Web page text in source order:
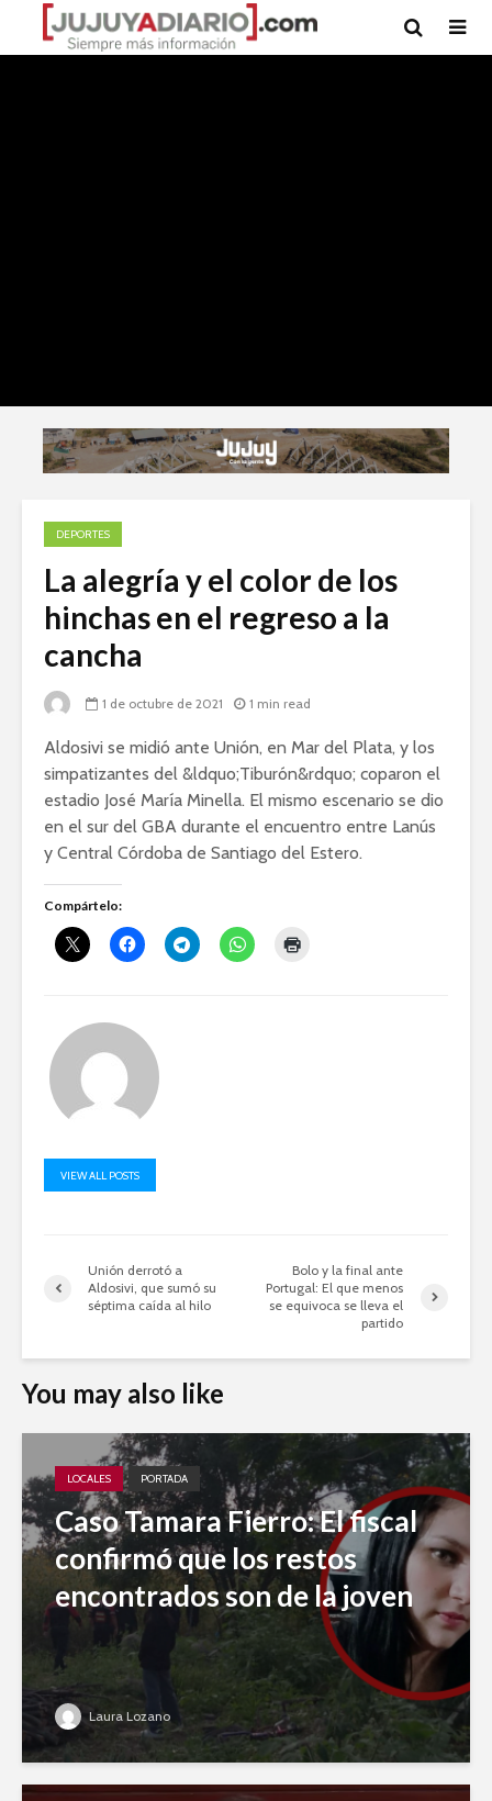
DEPORTES
La alegría y el color de los
hinchas en el regreso a la
cancha
1 de octubre de 2021 1 min read
Aldosivi se midió ante Unión, en Mar del Plata, y los
simpatizantes del &ldquo;Tiburón&rdquo; coparon el
estadio José María Minella. El mismo escenario se dio
en el sur del GBA durante el encuentro entre Lanús
y Central Córdoba de Santiago del Estero.
Compártelo:
VIEW ALL POSTS
Unión derrotó a
Aldosivi, que sumó su
séptima caída al hilo
Bolo y la final ante
Portugal: El que menos
se equivoca se lleva el
partido
You may also like
LOCALES PORTADA
Caso Tamara Fierro: El fiscal
confirmó que los restos
encontrados son de la joven
Laura Lozano